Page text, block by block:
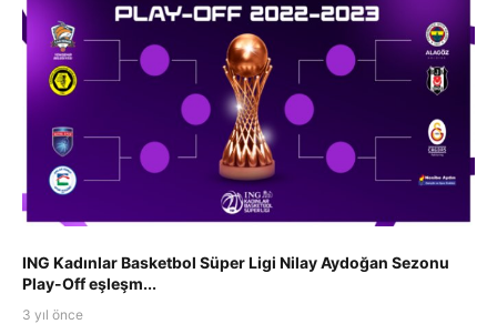
ING Kadınlar Basketbol Süper Ligi Nilay Aydoğan Sezonu
Play-Off eşleşm...
3 yıl önce